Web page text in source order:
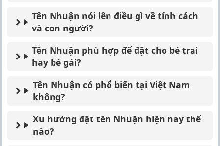
Tên Nhuận nói lên điều gì về tính cách
và con người?
Tên Nhuận phù hợp để đặt cho bé trai
hay bé gái?
Tên Nhuận có phổ biến tại Việt Nam
không?
Xu hướng đặt tên Nhuận hiện nay thế
nào?